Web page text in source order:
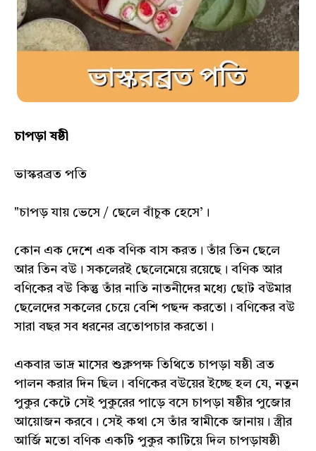
চাপড়া ষষ্ঠী
ভাস্করব্রত পতি
"চাপড় যায় ভেসে / ছেলে বাঁচুক হেসে’।
কোন এক দেশে এক বণিক বাস করত। তাঁর তিন ছেলে
আর তিন বউ। সকলেরই ছেলেমেয়ে রয়েছে। বণিক আর
বণিকের বউ কিন্তু তাঁর নাতি নাতনীদের মধ্যে ছোট বউমার
ছেলেদের সকলের চেয়ে বেশি পছন্দ করতো। বণিকের বউ
সারা বছর সব ধরনের ব্রতোপচার করতো।
একবার ভাদ্র মাসের শুক্লপক্ষ তিথিতে চাপড়া ষষ্ঠী ব্রত
পালন করার দিন ছিল। বণিকের বউয়ের ইচ্ছে হল যে, নতুন
পুকুর কেটে সেই পুকুরের পাড়ে বসে চাপড়া ষষ্ঠীর পুজোর
আয়োজন করবে। সেই কথা সে তাঁর স্বামীকে জানায়। স্ত্রীর
আর্জি মতো বণিক একটি পুকুর কাটিয়ে দিল চাপড়াষষ্ঠী